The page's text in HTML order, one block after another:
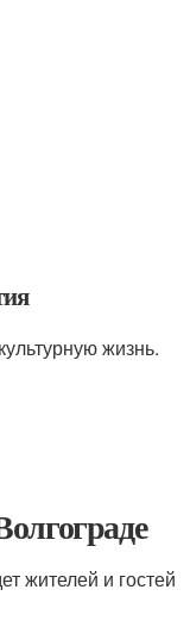
жизнь.
жителей и гостей